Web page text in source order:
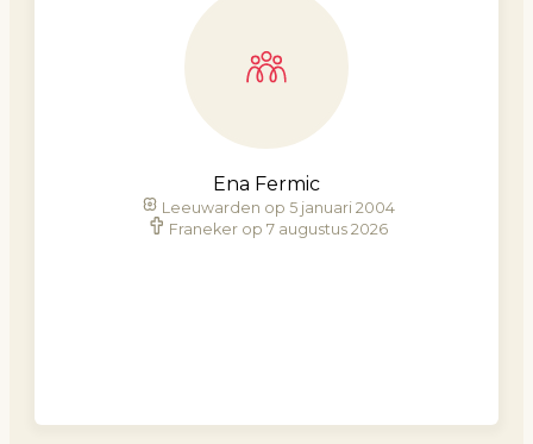
Ena Fermic
Leeuwarden op 5 januari 2004
Franeker op 7 augustus 2026